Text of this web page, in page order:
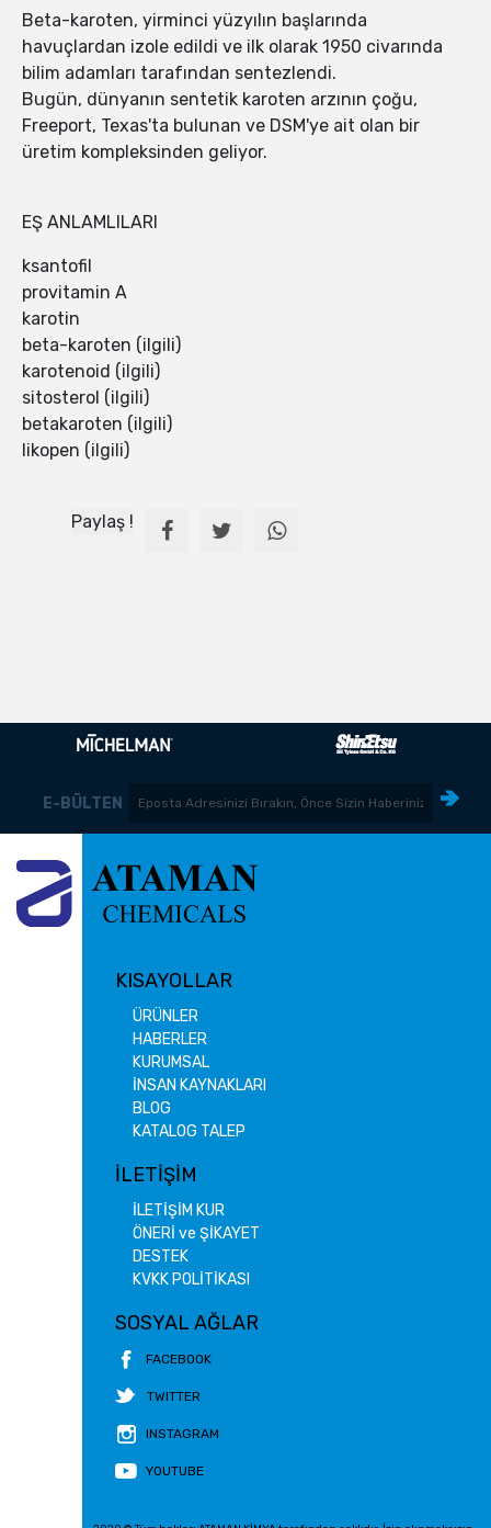
Beta-karoten, yirminci yüzyılın başlarında
havuçlardan izole edildi ve ilk olarak 1950 civarında
bilim adamları tarafından sentezlendi.
Bugün, dünyanın sentetik karoten arzının çoğu,
Freeport, Texas'ta bulunan ve DSM'ye ait olan bir
üretim kompleksinden geliyor.
EŞ ANLAMLILARI
ksantofil
provitamin A
karotin
beta-karoten (ilgili)
karotenoid (ilgili)
sitosterol (ilgili)
betakaroten (ilgili)
likopen (ilgili)
Paylaş !
E-BÜLTEN
KISAYOLLAR
ÜRÜNLER
HABERLER
KURUMSAL
İNSAN KAYNAKLARI
BLOG
KATALOG TALEP
İLETİŞİM
İLETİŞİM KUR
ÖNERİ ve ŞİKAYET
DESTEK
KVKK POLİTİKASI
SOSYAL AĞLAR
FACEBOOK
TWITTER
INSTAGRAM
YOUTUBE